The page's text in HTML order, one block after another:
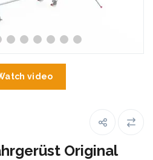
video
Original